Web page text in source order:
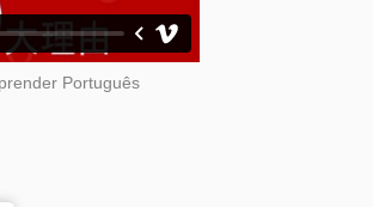
Português